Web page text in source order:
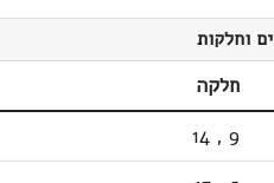
וחלקות
חלקה
9
,
14